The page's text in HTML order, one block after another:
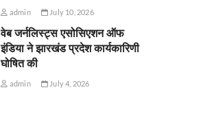
admin July 10, 2026
वेब जर्नलिस्ट्स एसोसिएशन ऑफ
इंडिया ने झारखंड प्रदेश कार्यकारिणी
घोषित की
admin July 4, 2026